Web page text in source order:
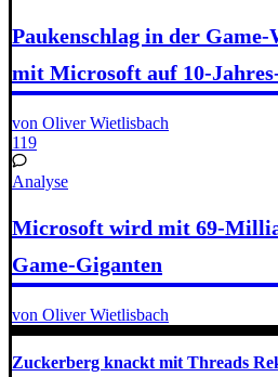
Paukenschlag in der
mit Microsoft auf 10-
von Oliver Wietlisbach
119
Analyse
Microsoft wird mit 69-
Game-Giganten
von Oliver Wietlisbach
Zuckerberg knackt mit Threads